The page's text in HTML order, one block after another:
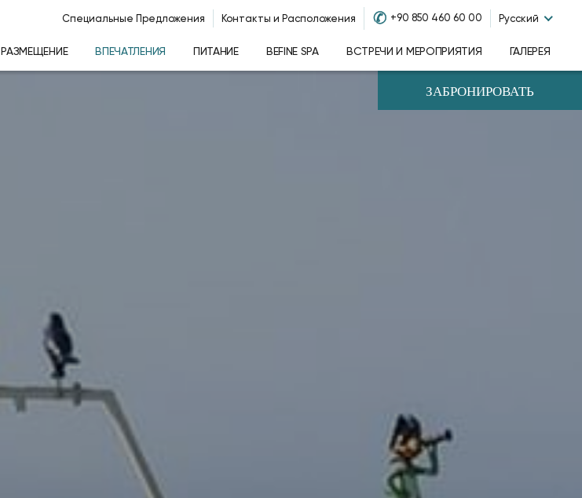
Специальные Предложения Контакты и Расположения ✆ +90 850 460 60 00 Русский
РАЗМЕЩЕНИЕ ВПЕЧАТЛЕНИЯ ПИТАНИЕ BEFINE SPA ВСТРЕЧИ И МЕРОПРИЯТИЯ ГАЛЕРЕЯ
ЗАБРОНИРОВАТЬ